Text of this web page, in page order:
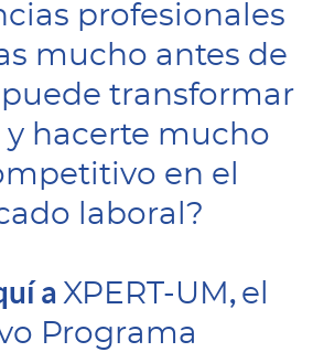
profesionales
mucho antes de
transformar
hacerte mucho
en el
laboral?
a XPERT-UM , el
Programa